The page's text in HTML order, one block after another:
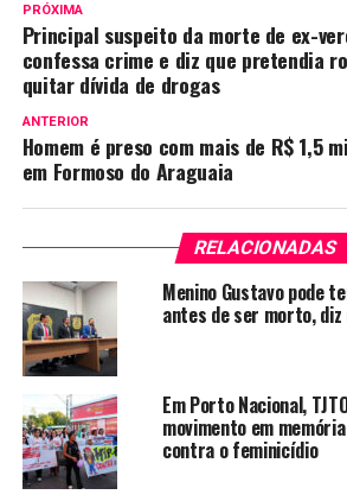
PRÓXIMA
Principal suspeito da morte de ex-
confessa crime e diz que pretendia
quitar dívida de drogas
ANTERIOR
Homem é preso com mais de R$ 1,5
em Formoso do Araguaia
RELACIONADAS
Menino Gustavo pode
antes de ser morto, diz
Em Porto Nacional,
movimento em
contra o feminicídio